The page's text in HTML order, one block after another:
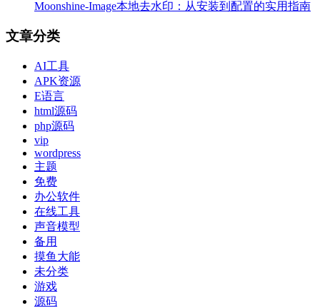
Moonshine-Image本地去水印：从安装到配置的实用指南
文章分类
AI工具
APK资源
E语言
html源码
php源码
vip
wordpress
主题
免费
办公软件
在线工具
声音模型
备用
摸鱼大能
未分类
游戏
源码